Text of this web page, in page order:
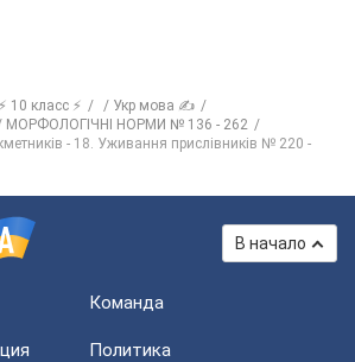
⚡ 10 класс ⚡
Укр мова ✍
МОРФОЛОГІЧНІ НОРМИ № 136 - 262
- 18. Уживання прислівників № 220 -
В начало
Команда
Политика